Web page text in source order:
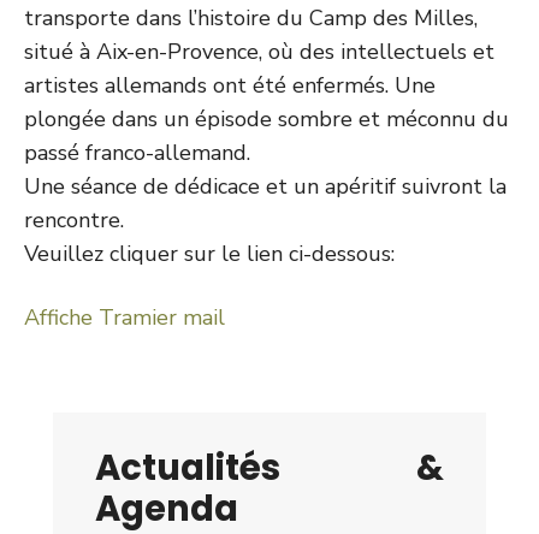
transporte dans l’histoire du Camp des Milles,
situé à Aix-en-Provence, où des intellectuels et
artistes allemands ont été enfermés. Une
plongée dans un épisode sombre et méconnu du
passé franco-allemand.
Une séance de dédicace et un apéritif suivront la
rencontre.
Veuillez cliquer sur le lien ci-dessous:
Affiche Tramier mail
Actualités &
Agenda